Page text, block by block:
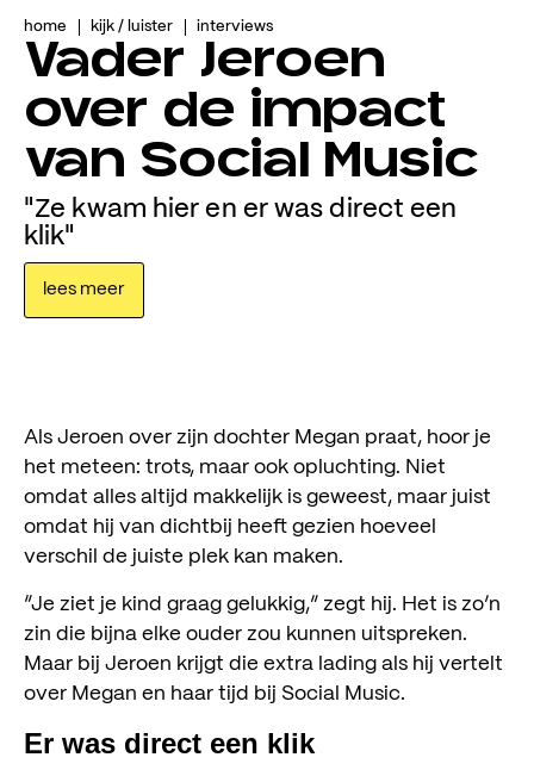
home kijk / luister interviews
Vader Jeroen
over de impact
van Social Music
"Ze kwam hier en er was direct een
klik"
lees meer
Als Jeroen over zijn dochter Megan praat, hoor je
het meteen: trots, maar ook opluchting. Niet
omdat alles altijd makkelijk is geweest, maar juist
omdat hij van dichtbij heeft gezien hoeveel
verschil de juiste plek kan maken.
“Je ziet je kind graag gelukkig,” zegt hij. Het is zo’n
zin die bijna elke ouder zou kunnen uitspreken.
Maar bij Jeroen krijgt die extra lading als hij vertelt
over Megan en haar tijd bij Social Music.
Er was direct een klik